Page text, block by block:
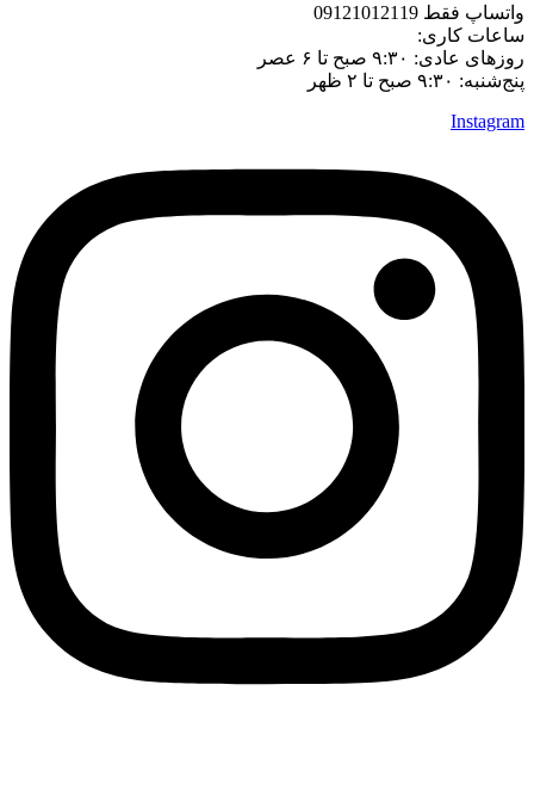
واتساپ فقط 09121012119
ساعات کاری:
روزهای عادی: ۹:۳۰ صبح تا ۶ عصر
پنج‌شنبه: ۹:۳۰ صبح تا ۲ ظهر
Instagram